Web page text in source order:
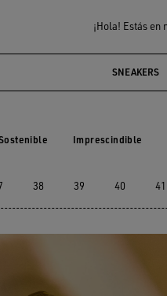
¡Hola! Estás en
SNEAKERS
Imprescindible
38 39 40 41